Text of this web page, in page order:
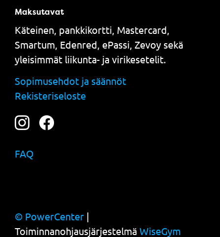
Maksutavat
Käteinen, pankkikortti, Mastercard,
Smartum, Edenred, ePassi, Zevoy sekä
yleisimmät liikunta- ja virikesetelit.
Sopimusehdot ja säännöt
Rekisteriseloste
FAQ
© PowerCenter |
Toiminnanohjausjärjestelmä WiseGym